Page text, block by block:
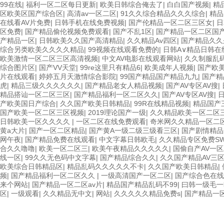
99在线| 福利一区二区每日更新| 欧美日韩综合俺去了| 白白国产视频| 精
区欧美区国产综合区| 高清av一区二区| 91久久综合精品久久久综合| 精
在线看AV片免费| 日韩手机在线免费视频| 国产伦精品一区二区三区女|
区免费| 国产精品偷伦视频免费观看| 国产不乱1区| 国产精品一区二区国
产精品一区| 日韩欧美久久国产高清精品| 久久精品Av四区| 国产精品久
综合另类欧美久久久久精品| 99视频在线观看免费的| 日韩A∨精品日韩在
欧美激情一区二区三区高清视频| 中文AV电影在线观看网站| 久久制服乱
综合图片区| 国产VV天堂| 99re这里只有精品6| 欧美成年人视频| 国产欧
片在线观看| 婷婷五月天激情综合影院| 99国产精品国产精品九九| 国产
虎| 精品三级久久久久久久 | 国产精品老女人精品视频| 国产AV专区AV搜|
精品搭讪一区二区三区| 国产精品福利一区二区久久 | 国产AV专区AV搜|
产欧美国日产综合| 久久国产欧美日韩精品| 99R在线精品视频| 精品国产
国产欧美一区二区三区视频| 2019理论国产一级| 久久精品欧美一区二区
日韩欧美一区久久久久 | 一区二区在线免费观看| 奇米网久久精品一区二
黄a大片| 国产一区二区精品| 国产黄A一级二级三级看三区| 国产剧情精
网午夜| 国产精品免费在线观看| 中文字幕日韩欧毛| 久久精品专区免费
合久久噜噜| 欧美一区二区三| 欧美午夜精品久久久久久 | 国偷自产AV一
线一区| 99久久无色码中文字幕| 国产精品综合久久 | 久久国产精品AV三
欧美综合日韩精品区| 精品乱码久久久久久不卡| 久久国产欧美日韩精品|
频| 国产精品福利一区二区久久 | 一级高清国产一区二区| 国产综合色在
来个网站| 国产精品一区二区av片| 精品国产精品乱码不99| 曰韩一级毛
区| 一级观看| 久久精品无中文| 网站| 久久久久久精品免费s| 国产精品一